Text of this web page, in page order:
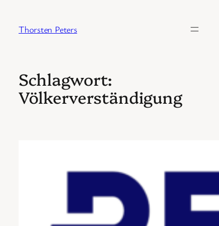
springen
Thorsten Peters
Schlagwort:
Völkerverständigung